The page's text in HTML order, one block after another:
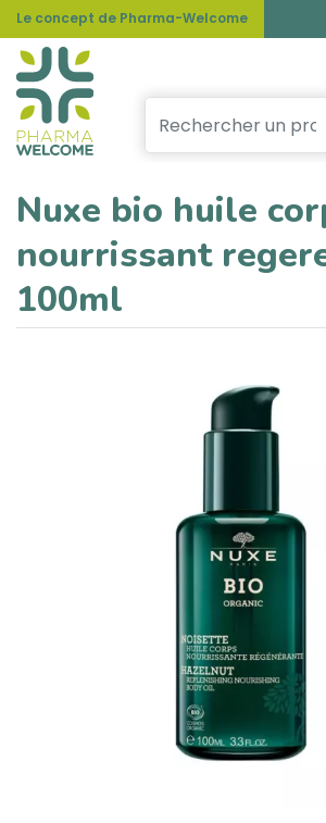
Le concept de Pharma-Welcome
Nuxe bio huile
nourrissant
100ml